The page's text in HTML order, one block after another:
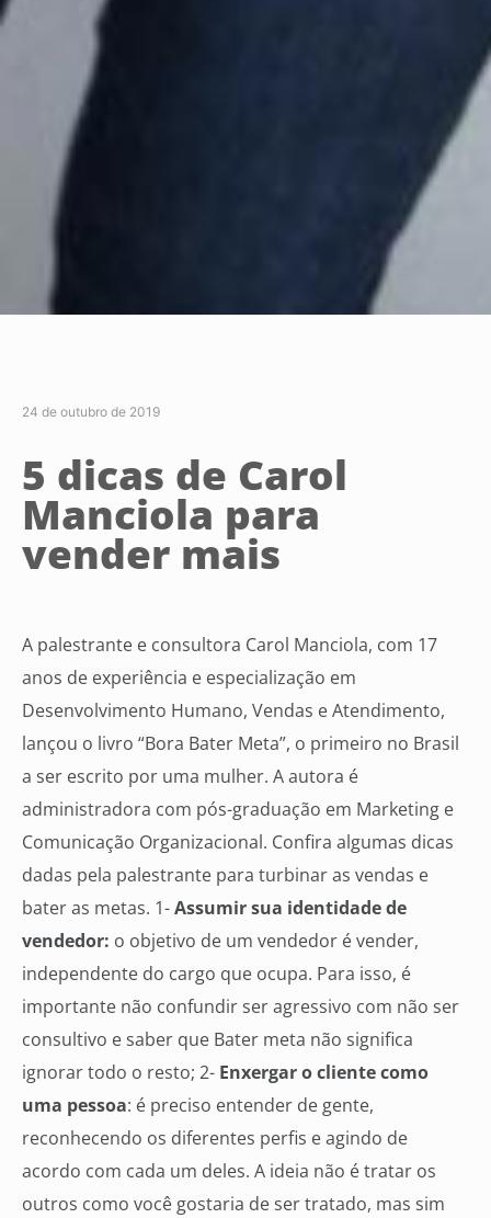
24 de outubro de 2019
5 dicas de Carol
Manciola para
vender mais
A palestrante e consultora Carol Manciola, com 17
anos de experiência e especialização em
Desenvolvimento Humano, Vendas e Atendimento,
lançou o livro “Bora Bater Meta”, o primeiro no Brasil
a ser escrito por uma mulher. A autora é
administradora com pós-graduação em Marketing e
Comunicação Organizacional. Confira algumas dicas
dadas pela palestrante para turbinar as vendas e
bater as metas. 1-Assumir sua identidade de
vendedor: o objetivo de um vendedor é vender,
independente do cargo que ocupa. Para isso, é
importante não confundir ser agressivo com não ser
consultivo e saber que Bater meta não significa
ignorar todo o resto; 2- Enxergar o cliente como
uma pessoa: é preciso entender de gente,
reconhecendo os diferentes perfis e agindo de
acordo com cada um deles. A ideia não é tratar os
outros como você gostaria de ser tratado, mas sim